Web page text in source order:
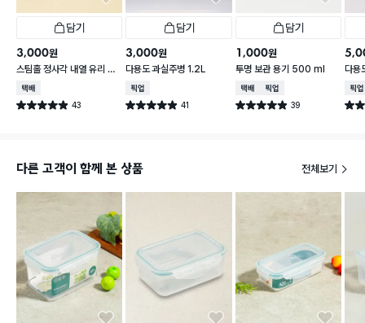
담기
3,000원
스팀홀 정사각 내열 유리 찬
통 1.2 L
택배배송
별점 4.9점 43
건 작성
담기
3,000원
다용도 과실주병 1.2L
매장픽업
별점 4.9점 41
건 작성
담기
1,000원
투명 보관 용기 500 ml
택배배송매장픽업
별점 4.9점 39
건 작성
다용
매장
별점
다른 고객이 함께 본 상품 전체보기